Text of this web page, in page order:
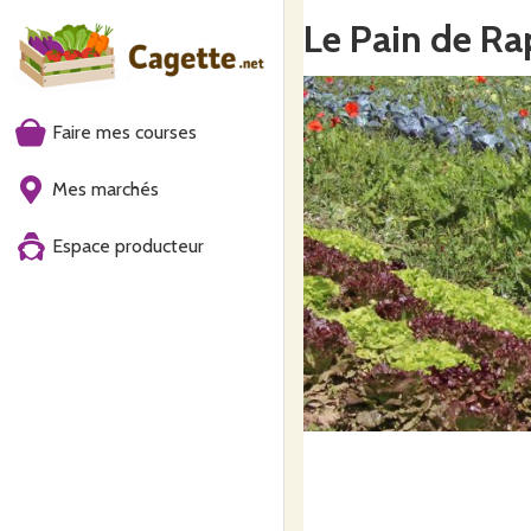
Faire mes courses
Mes marchés
Espace producteur
Le Pain de